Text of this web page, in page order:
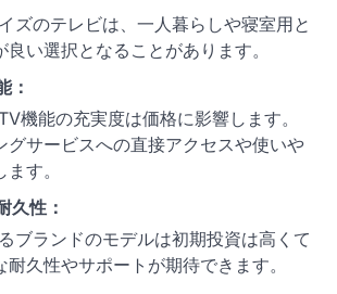
ズのテレビは、一人暮らしや寝室用と
良い選択となることがあります。
：
機能の充実度は価格に影響します。
グサービスへの直接アクセスや使いや
す。
久性：
ブランドのモデルは初期投資は高くて
耐久性やサポートが期待できます。